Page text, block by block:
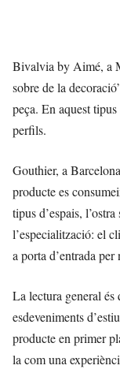
Bivalvia by Aimé, a
sobre de la
peça. En aquest
perfils.
Gouthier, a
producte es
tipus d’espais,
l’especialització: el
a porta d’entrada
La lectura general
esdeveniments
producte en primer
la com una